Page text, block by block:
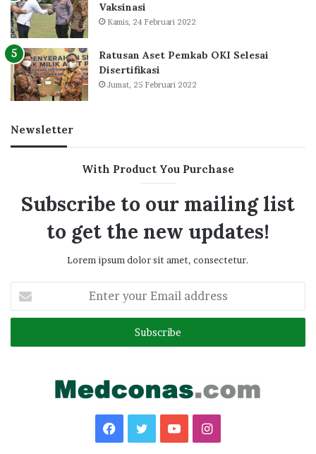
Vaksinasi
Kamis, 24 Februari 2022
Ratusan Aset Pemkab OKI Selesai
Disertifikasi
Jumat, 25 Februari 2022
Newsletter
With Product You Purchase
Subscribe to our mailing list
to get the new updates!
Lorem ipsum dolor sit amet, consectetur.
your
Email
Facebook
TwitterYouTubeInstagram